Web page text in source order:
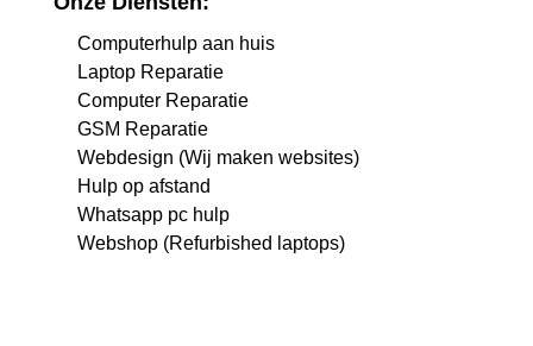
Computerhulp aan huis
Laptop Reparatie
Computer Reparatie
GSM Reparatie
Webdesign (Wij maken websites)
Hulp op afstand
Whatsapp pc hulp
Webshop (Refurbished laptops)